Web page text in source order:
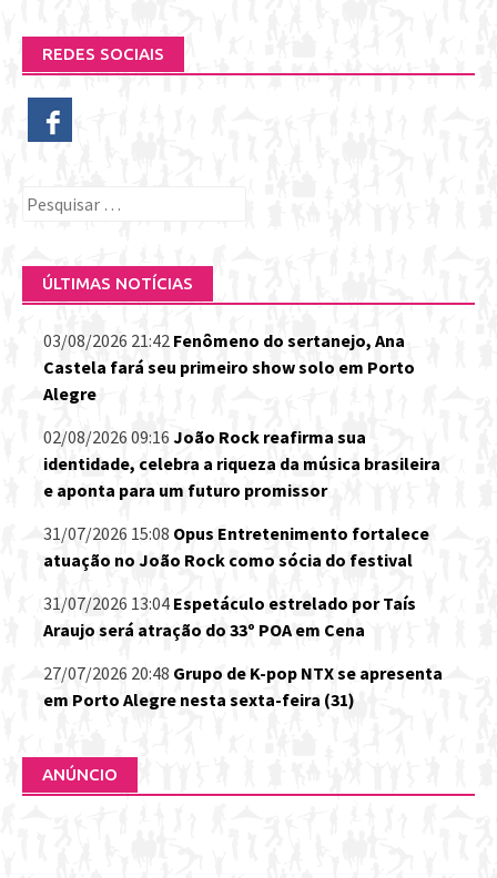
REDES SOCIAIS
Pesquisar
ÚLTIMAS NOTÍCIAS
03/08/2026 21:42 Fenômeno do sertanejo, Ana
Castela fará seu primeiro show solo em Porto
Alegre
02/08/2026 09:16 João Rock reafirma sua
identidade, celebra a riqueza da música brasileira
e aponta para um futuro promissor
31/07/2026 15:08 Opus Entretenimento fortalece
atuação no João Rock como sócia do festival
31/07/2026 13:04 Espetáculo estrelado por Taís
Araujo será atração do 33º POA em Cena
27/07/2026 20:48 Grupo de K-pop NTX se apresenta
em Porto Alegre nesta sexta-feira (31)
ANÚNCIO